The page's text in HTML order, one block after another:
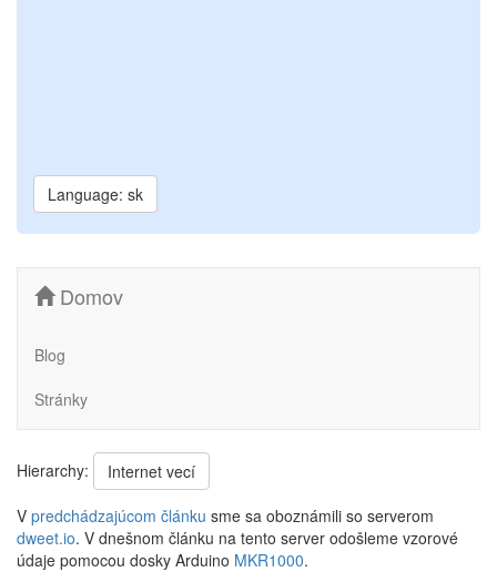
Language: sk
Domov
Blog
Stránky
Hierarchy:
Internet vecí
V predchádzajúcom článku sme sa oboznámili so serverom
dweet.io. V dnešnom článku na tento server odošleme vzorové
údaje pomocou dosky Arduino MKR1000.